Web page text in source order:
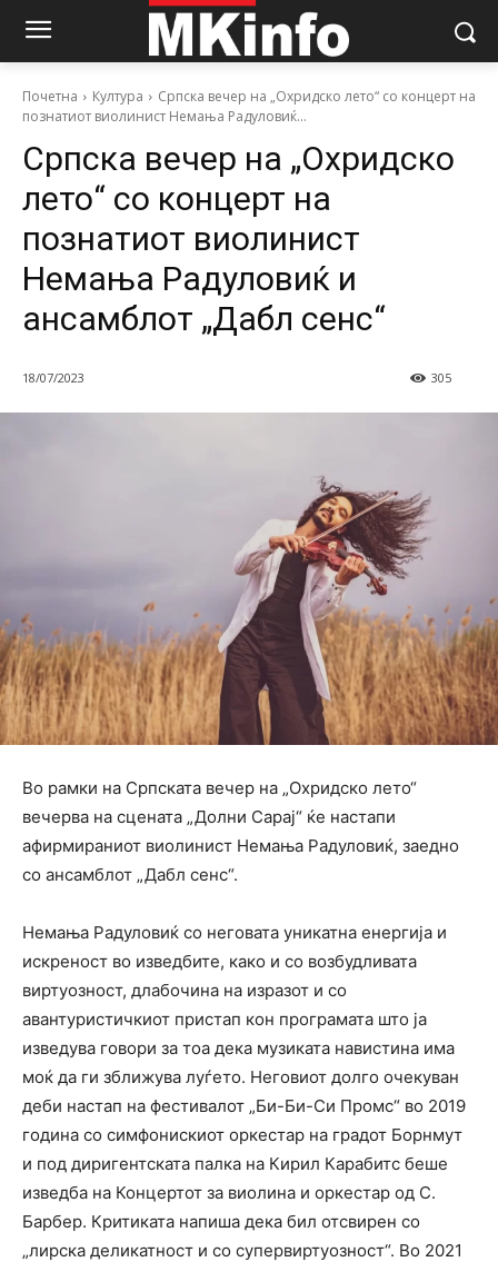
Почетна Култура
Српска вечер на „Охридско лето“ со концерт на
познатиот виолинист Немања Радуловиќ...
Српска вечер на „Охридско
лето“ со концерт на
познатиот виолинист
Немања Радуловиќ и
ансамблот „Дабл сенс“
18/07/2023 305
Во рамки на Српската вечер на „Охридско лето“
вечерва на сцената „Долни Сарај“ ќе настапи
афирмираниот виолинист Немања Радуловиќ, заедно
со ансамблот „Дабл сенс“.
Немања Радуловиќ со неговата уникатна енергија и
искреност во изведбите, како и со возбудливата
виртуозност, длабочина на изразот и со
авантуристичкиот пристап кон програмата што ја
изведува говори за тоа дека музиката навистина има
моќ да ги зближува луѓето. Неговиот долго очекуван
деби настап на фестивалот „Би-Би-Си Промс“ во 2019
година со симфонискиот оркестар на градот Борнмут
и под диригентската палка на Кирил Карабитс беше
изведба на Концертот за виолина и оркестар од С.
Барбер. Критиката напиша дека бил отсвирен со
„лирска деликатност и со супервиртуозност“. Во 2021